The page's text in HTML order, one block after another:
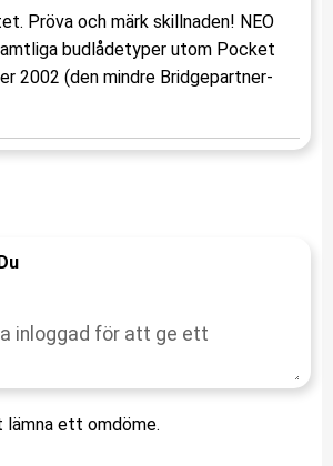
Pröva och märk skillnaden! NEO
budlådetyper utom Pocket
2002 (den mindre Bridgepartner-
Du
ett omdöme.